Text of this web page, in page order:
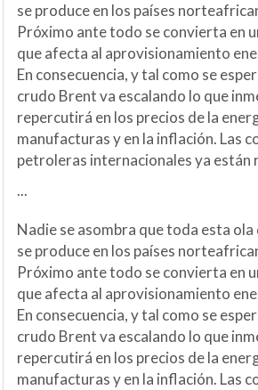
se produce en los países
Próximo ante todo se convierta en
que afecta al aprovisionamiento
En consecuencia, y tal como se
crudo Brent va escalando lo que
repercutirá en los precios de la
manufacturas y en la inflación. Las
petroleras internacionales ya están
...
Nadie se asombra que toda esta
se produce en los países
Próximo ante todo se convierta en
que afecta al aprovisionamiento
En consecuencia, y tal como se
crudo Brent va escalando lo que
repercutirá en los precios de la
manufacturas y en la inflación. Las